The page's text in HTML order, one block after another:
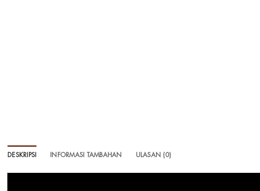
DESKRIPSI INFORMASI TAMBAHAN ULASAN (0)